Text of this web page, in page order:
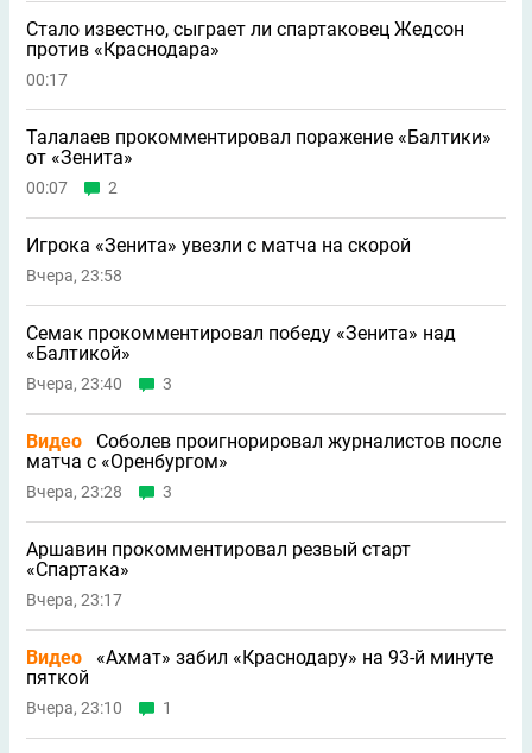
Стало известно, сыграет ли спартаковец Жедсон
против «Краснодара»
00:17
Талалаев прокомментировал поражение «Балтики»
от «Зенита»
00:07 2
Игрока «Зенита» увезли с матча на скорой
Вчера, 23:58
Семак прокомментировал победу «Зенита» над
«Балтикой»
Вчера, 23:40 3
Видео
Соболев проигнорировал журналистов после
матча с «Оренбургом»
Вчера, 23:28 3
Аршавин прокомментировал резвый старт
«Спартака»
Вчера, 23:17
Видео
«Ахмат» забил «Краснодару» на 93-й минуте
пяткой
Вчера, 23:10 1